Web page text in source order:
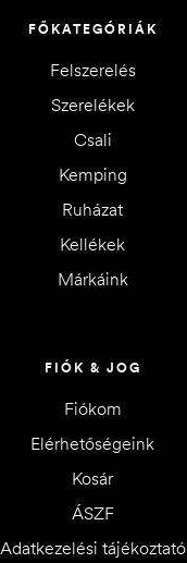
FŐKATEGÓRIÁK
Felszerelés
Szerelékek
Csali
Kemping
Ruházat
Kellékek
Márkáink
FIÓK & JOG
Fiókom
Elérhetőségeink
Kosár
ÁSZF
Adatkezelési tájékoztató